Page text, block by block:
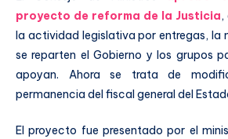
proyecto de reforma de la Justicia,
la actividad legislativa por entregas, la
se reparten el Gobierno y los grupos
apoyan. Ahora se trata de
permanencia del fiscal general del
El proyecto fue presentado por el